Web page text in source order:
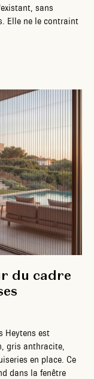
sans
Elle ne le contraint
du cadre
Heytens est
gris anthracite,
en place. Ce
dans la fenêtre